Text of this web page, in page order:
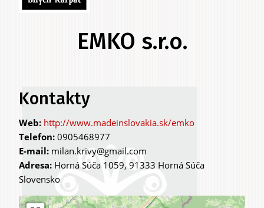
EMKO s.r.o.
Hlavní
záložky
.
Kontakty
http://www.madeinslovakia.sk/emko
Telefon: 0905468977
E-mail: milan.krivy@gmail.com
Adresa: Horná Súča 1059, 91333 Horná Súča
Slovensko